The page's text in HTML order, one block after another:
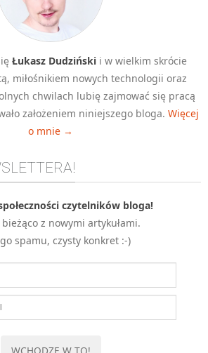
Łukasz Dudzińskii w wielkim skrócie
miłośnikiem nowych technologii oraz
chwilach lubię zajmować się pracą
założeniem niniejszego bloga. Więcej
o mnie →
czytelników bloga!
z nowymi artykułami.
spamu, czysty konkret :-)